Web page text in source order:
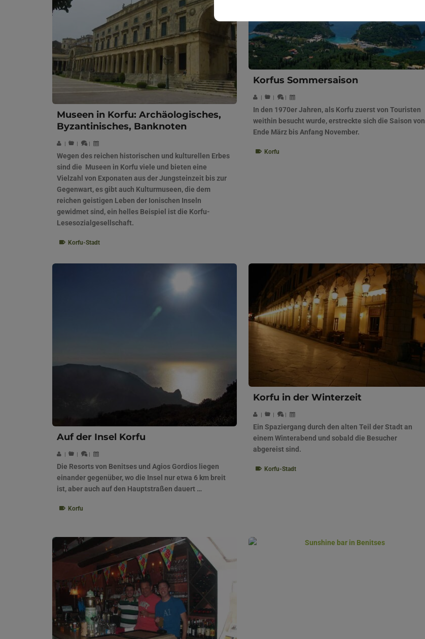
Museen in Korfu: Archäologisches,
Byzantinisches, Banknoten
Wegen des reichen historischen und kulturellen Erbes
sind die Museen in Korfu viele und bieten eine
Vielzahl von Exponaten aus der Jungsteinzeit bis zur
Gegenwart, es gibt auch Kulturmuseen, die dem
reichen geistigen Leben der Ionischen Inseln
gewidmet sind, ein helles Beispiel ist die Korfu-
Lesesozialgesellschaft.
Korfu-Stadt
Korfus Sommersaison
In den 1970er Jahren, als Korfu zuerst von Touristen
weithin besucht wurde, erstreckte sich die Saison von
Ende März bis Anfang November.
Korfu
Auf der Insel Korfu
Die Resorts von Benitses und Agios Gordios liegen
einander gegenüber, wo die Insel nur etwa 6 km breit
ist, aber auch auf den Hauptstraßen dauert …
Korfu
Korfu in der Winterzeit
Ein Spaziergang durch den alten Teil der Stadt an
einem Winterabend und sobald die Besucher
abgereist sind.
Korfu-Stadt